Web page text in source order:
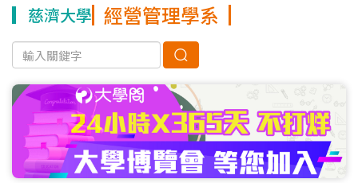
慈濟大學 經營管理學系